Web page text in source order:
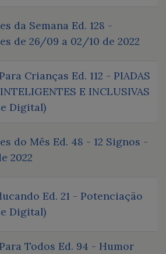
da Semana Ed. 128 -
de 26/09 a 02/10 de 2022
Crianças Ed. 112 - PIADAS
E INCLUSIVAS
Digital)
do Mês Ed. 48 - 12 Signos -
2022
Ed. 21 - Potenciação
Digital)
Todos Ed. 94 - Humor